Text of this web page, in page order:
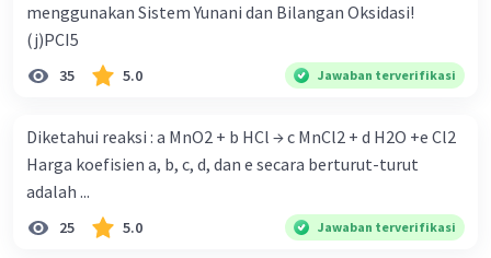
Iklan
menggunakan Sistem Yunani dan Bilangan Oksidasi!
(j)PCI5
35 5.0 Jawaban terverifikasi
Diketahui reaksi : a MnO2 + b HCl → c MnCl2 + d H2O +e Cl2
Harga koefisien a, b, c, d, dan e secara berturut-turut
adalah ...
25 5.0 Jawaban terverifikasi